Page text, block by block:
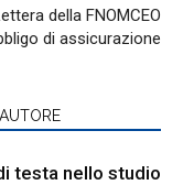
della FNOMCEO
di assicurazione
testa nello studio